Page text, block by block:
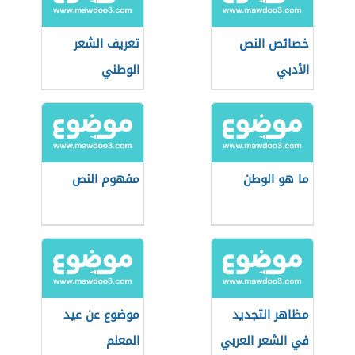
خصائص النص
الأدبي
تعريف الشعر
الوطني
ما هو الوطن مفهوم النص
مظاهر التجديد
في الشعر العربي
موضوع عن عيد
المعلم